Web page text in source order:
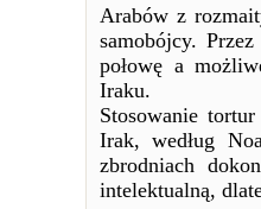
Arabów z
samobójcy.
połowę a
Iraku.
Stosowanie
Irak, według
zbrodniach
intelektualną,